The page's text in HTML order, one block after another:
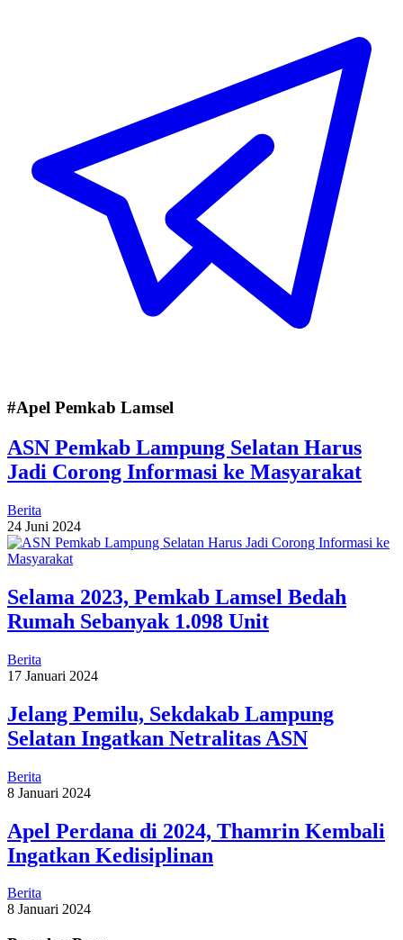
#Apel Pemkab Lamsel
ASN Pemkab Lampung Selatan Harus
Jadi Corong Informasi ke Masyarakat
Berita
24 Juni 2024
Selama 2023, Pemkab Lamsel Bedah
Rumah Sebanyak 1.098 Unit
Berita
17 Januari 2024
Jelang Pemilu, Sekdakab Lampung
Selatan Ingatkan Netralitas ASN
Berita
8 Januari 2024
Apel Perdana di 2024, Thamrin Kembali
Ingatkan Kedisiplinan
Berita
8 Januari 2024